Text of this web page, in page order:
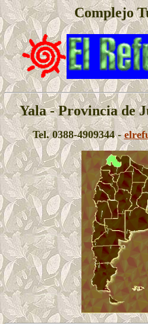
Complejo
Yala - Provincia de
Tel. 0388-4909344 -